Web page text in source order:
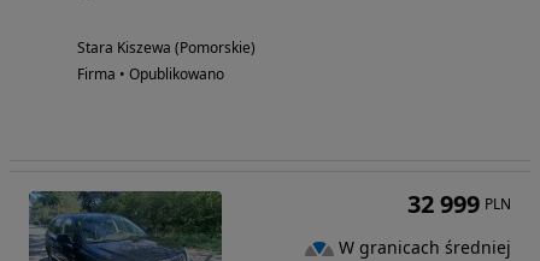
Stara Kiszewa (Pomorskie)
Firma • Opublikowano
32 999 PLN
W granicach średniej